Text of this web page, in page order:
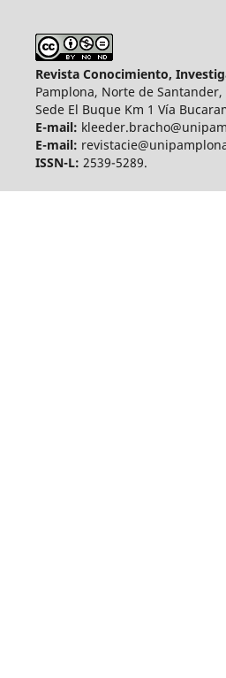
Revista Conocimiento,
Pamplona, Norte de
Sede El Buque Km 1 Vía
E-mail:
E-mail:
ISSN-L: 2539-5289.